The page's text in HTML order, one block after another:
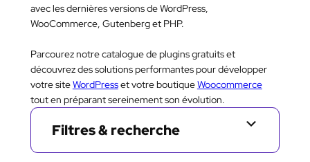
avec les dernières versions de WordPress,
WooCommerce, Gutenberg et PHP.
Parcourez notre catalogue de plugins gratuits et
découvrez des solutions performantes pour développer
votre siteWordPresset votre boutiqueWoocommerce
tout en préparant sereinement son évolution.
Filtres & recherche